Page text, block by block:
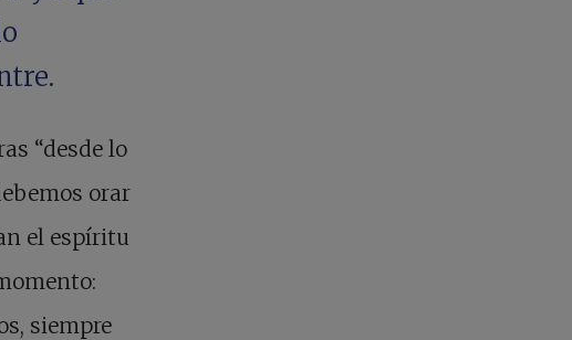
“desde lo
orar
el espíritu
siempre